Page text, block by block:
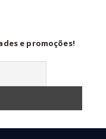
e promoções!